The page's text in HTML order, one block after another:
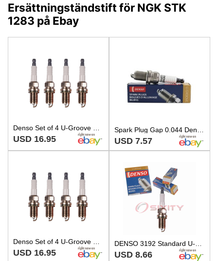
Ersättningständstift för NGK STK
1283 på Ebay
USD 16.95 USD 7.57
USD 16.95 USD 8.66